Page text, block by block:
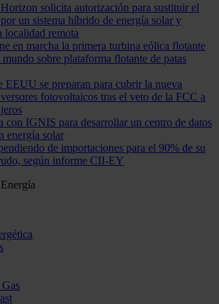
solicita autorización para sustituir el
un sistema híbrido de energía solar y
localidad remota
en marcha la primera turbina eólica flotante
sobre plataforma flotante de patas
EEUU se preparan para cubrir la nueva
fotovoltaicos tras el veto de la FCC a
con IGNIS para desarrollar un centro de datos
energía solar
de importaciones para el 90% de su
según informe CII-EY